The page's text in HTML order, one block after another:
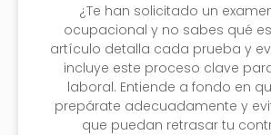
¿Te han solicitado un
ocupacional y no sabes qué
artículo detalla cada prueba y
incluye este proceso clave
laboral. Entiende a fondo en
prepárate adecuadamente y
que puedan retrasar tu